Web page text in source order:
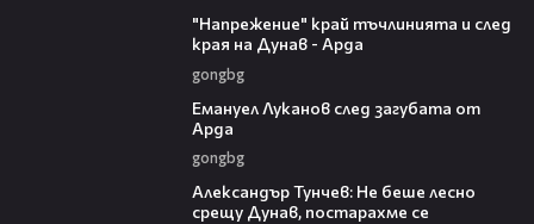
"Напрежение" край тъчлинията и след
края на Дунав - Арда
gongbg
Емануел Луканов след загубата от
Арда
gongbg
Александър Тунчев: Не беше лесно
срещу Дунав, постарахме се